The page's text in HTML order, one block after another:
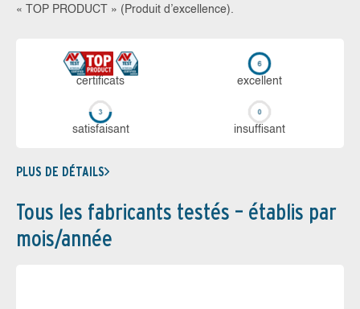
« TOP PRODUCT » (Produit d’excellence).
certi­ficats ex­cellent
sa­tis­fai­sant in­suf­fi­sant
PLUS DE DÉTAILS
Tous les fabricants testés – établis par
mois/année